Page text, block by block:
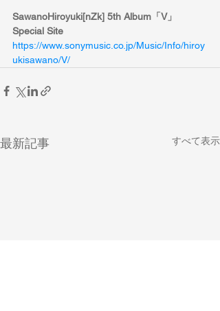
SawanoHiroyuki[nZk] 5th Album「V」
Special Site
https://www.sonymusic.co.jp/Music/Info/hiroy
ukisawano/V/
最新記事 すべて表示